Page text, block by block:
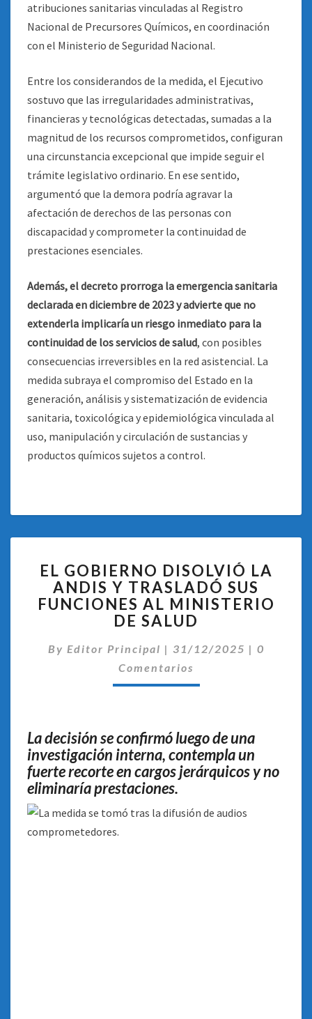
atribuciones sanitarias vinculadas al Registro
Nacional de Precursores Químicos, en coordinación
con el Ministerio de Seguridad Nacional.
Entre los considerandos de la medida, el Ejecutivo
sostuvo que las irregularidades administrativas,
financieras y tecnológicas detectadas, sumadas a la
magnitud de los recursos comprometidos, configuran
una circunstancia excepcional que impide seguir el
trámite legislativo ordinario. En ese sentido,
argumentó que la demora podría agravar la
afectación de derechos de las personas con
discapacidad y comprometer la continuidad de
prestaciones esenciales.
Además, el decreto prorroga la emergencia sanitaria
declarada en diciembre de 2023 y advierte que no
extenderla implicaría un riesgo inmediato para la
continuidad de los servicios de salud, con posibles
consecuencias irreversibles en la red asistencial. La
medida subraya el compromiso del Estado en la
generación, análisis y sistematización de evidencia
sanitaria, toxicológica y epidemiológica vinculada al
uso, manipulación y circulación de sustancias y
productos químicos sujetos a control.
GOBIERNO
DISOLVIÓ
LA
ANDIS
TRASLADÓ
SUS
SALUD
EL GOBIERNO DISOLVIÓ LA
ANDIS Y TRASLADÓ SUS
FUNCIONES AL MINISTERIO
DE SALUD
By Editor Principal | 31/12/2025 | 0
Comentarios
La decisión se confirmó luego de una
investigación interna, contempla un
fuerte recorte en cargos jerárquicos y no
eliminaría prestaciones.